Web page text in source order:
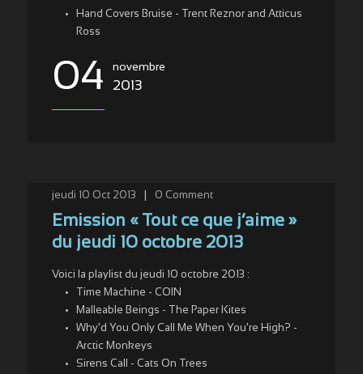
Hand Covers Bruise - Trent Reznor and Atticus
Ross
04 novembre
2013
jeudi 10 Oct 2013 0 Comment
Emission « Tout ce que j’aime »
du jeudi 10 octobre 2013
Voici la playlist du jeudi 10 octobre 2013 :
Time Machine - COIN
Malleable Beings - The Paper Kites
Why'd You Only Call Me When You're High? -
Arctic Monkeys
Sirens Call - Cats On Trees